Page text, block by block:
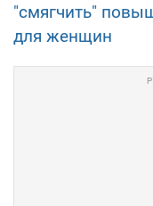
"смягчить"
для женщин